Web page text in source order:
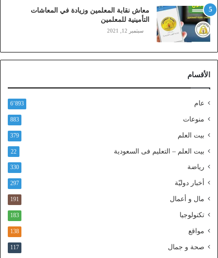
ز
ي
ن
)
ا
ل
ف
ا
ا
ط
ا
م
و
د
معاش نقابة المعلمين وزيادة في المعاشات
التأمينية للمعلمين
سبتمبر 12, 2021
الأقسام
عام 6٬893
منوعات 883
بيت العلم 379
بيت العلم – التعليم فى السعودية 22
رياضة 330
أخبار دوليّة 297
مال و أعمال 191
تكنولوجيا 183
مواقع 138
صحة و جمال 117